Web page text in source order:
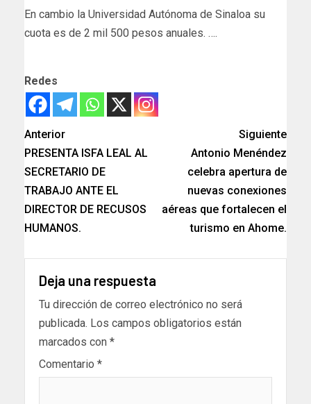
En cambio la Universidad Autónoma de Sinaloa su
cuota es de 2 mil 500 pesos anuales. ….
Redes
Anterior
PRESENTA ISFA LEAL AL
SECRETARIO DE
TRABAJO ANTE EL
DIRECTOR DE RECUSOS
HUMANOS.
Siguiente
Antonio Menéndez
celebra apertura de
nuevas conexiones
aéreas que fortalecen el
turismo en Ahome.
Deja una respuesta
Tu dirección de correo electrónico no será
publicada. Los campos obligatorios están
marcados con *
Comentario *